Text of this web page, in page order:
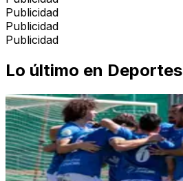
Publicidad
Publicidad
Publicidad
Lo último en Deportes